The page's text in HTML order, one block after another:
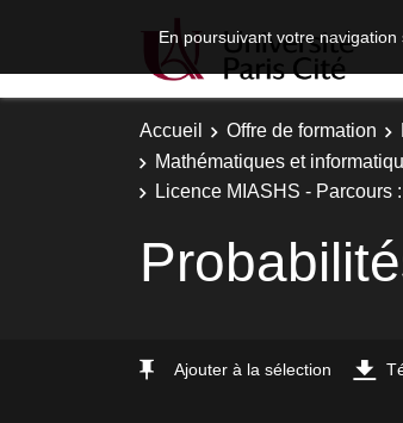
En poursuivant votre
Accueil Offre de formation
Mathématiques et
Licence MIASHS - Parcours
Ajouter à la sélection